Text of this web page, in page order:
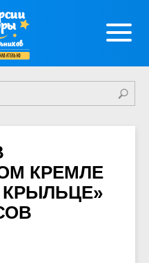
КРЕМЛЕ